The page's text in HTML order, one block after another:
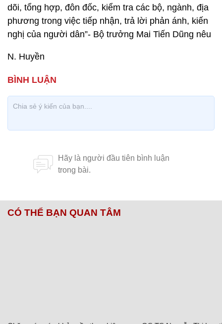
dõi, tổng hợp, đôn đốc, kiểm tra các bộ, ngành, địa
phương trong việc tiếp nhận, trả lời phản ánh, kiến
nghị của người dân”- Bộ trưởng Mai Tiến Dũng nêu
N. Huyền
CÓ THỂ BẠN QUAN TÂM